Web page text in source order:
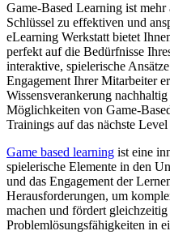
Game-Based Learning ist
Schlüssel zu effektiven und
eLearning Werkstatt bietet
perfekt auf die Bedürfnisse
interaktive, spielerische
Engagement Ihrer Mitarbeiter
Wissensverankerung
Möglichkeiten von Game-
Trainings auf das nächste
Game based learning ist eine
spielerische Elemente in den
und das Engagement der
Herausforderungen, um
machen und fördert
Problemlösungsfähigkeiten in